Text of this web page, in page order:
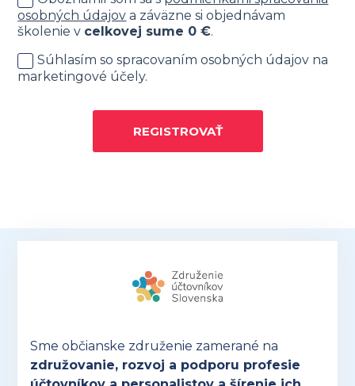
osobných údajov a záväzne si objednávam
školenie v celkovej sume 0 €.
Súhlasím so spracovaním osobných údajov na
marketingové účely.
REGISTROVAŤ
Sme občianske združenie zamerané na
združovanie, rozvoj a podporu profesie